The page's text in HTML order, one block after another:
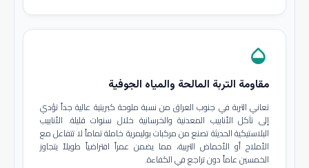
opacity
مقاومة التربة المالحة والمياه الجوفية
تعاني التربة في جنوب العراق من نسبة ملوحة كبريتية عالية جداً تؤدي
إلى تآكل الأنابيب المعدنية والخرسانية خلال سنوات قليلة. الأنابيب
البلاستيكية الحديثة تصنع من مركبات بوليمرية خاملة تماماً لا تتفاعل مع
الأملاح أو الأحماض التربية، مما يضمن عمراً افتراضياً طويلاً يتجاوز
الخمسين عاماً دون تراجع في الكفاءة.